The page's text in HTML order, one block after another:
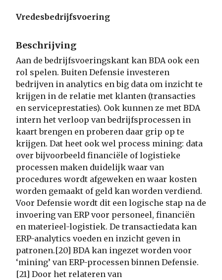
Vredesbedrijfsvoering
Beschrijving
Aan de bedrijfsvoeringskant kan BDA ook een
rol spelen. Buiten Defensie investeren
bedrijven in analytics en big data om inzicht te
krijgen in de relatie met klanten (transacties
en serviceprestaties). Ook kunnen ze met BDA
intern het verloop van bedrijfsprocessen in
kaart brengen en proberen daar grip op te
krijgen. Dat heet ook wel process mining: data
over bijvoorbeeld financiële of logistieke
processen maken duidelijk waar van
procedures wordt afgeweken en waar kosten
worden gemaakt of geld kan worden verdiend.
Voor Defensie wordt dit een logische stap na de
invoering van ERP voor personeel, financiën
en materieel-logistiek. De transactiedata kan
ERP-analytics voeden en inzicht geven in
patronen.[20] BDA kan ingezet worden voor
‘mining’ van ERP-processen binnen Defensie.
[21] Door het relateren van